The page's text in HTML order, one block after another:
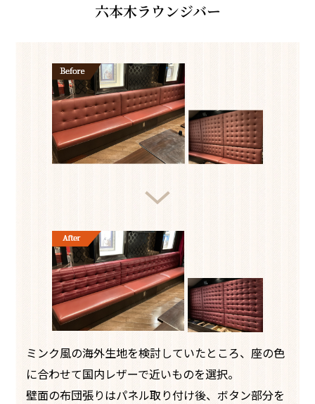
六本木ラウンジバー
ミンク風の海外生地を検討していたところ、座の色
に合わせて国内レザーで近いものを選択。
壁面の布団張りはパネル取り付け後、ボタン部分を